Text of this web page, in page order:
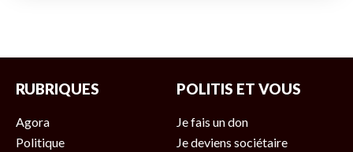
RUBRIQUES
Agora
Politique
POLITIS ET VOUS
Je fais un don
Je deviens sociétaire